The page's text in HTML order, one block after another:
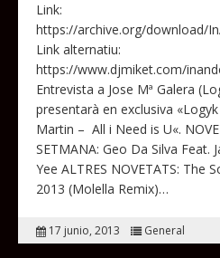
Link:
https://archive.org/download/
Link alternatiu:
https://www.djmiket.com/
Entrevista a Jose Mª Galera
presentarà en exclusiva
Martin – All i Need is U«.
SETMANA: Geo Da Silva Feat.
Yee ALTRES NOVETATS: The
2013 (Molella Remix)…
17 junio, 2013 General